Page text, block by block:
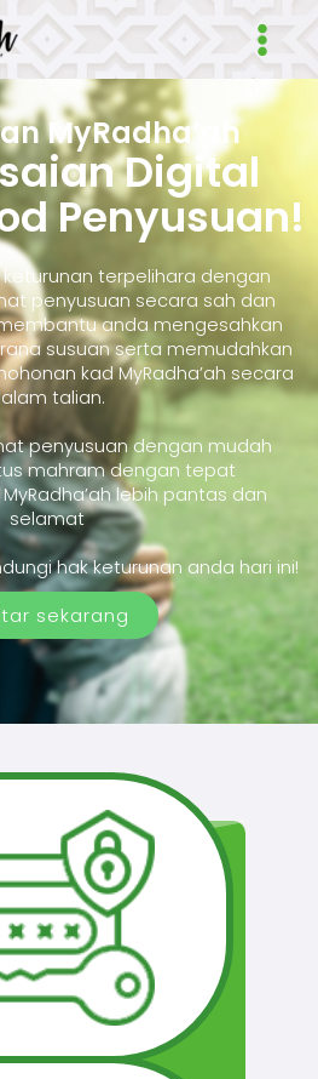
Main
MyRadha’ah
Digital
Penyusuan!
terpelihara dengan
penyusuan secara sah dan
anda mengesahkan
susuan serta memudahkan
kad MyRadha’ah secara
talian.
penyusuan dengan mudah
mahram dengan tepat
lebih pantas dan
selamat
hak keturunan anda hari ini!
sekarang